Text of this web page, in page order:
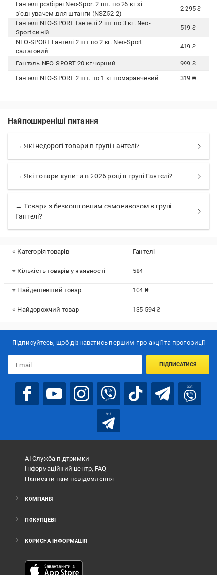
Гантелі розбірні Neo-Sport 2 шт. по 26 кг зі
з'єднувачем для штанги (NSZ52-2)
2 295 ₴
Гантелі NEO-SPORT Гантелі 2 шт по 3 кг. Neo-
Sport синій
519 ₴
NEO-SPORT Гантелі 2 шт по 2 кг. Neo-Sport
салатовий
419 ₴
Гантель NEO-SPORT 20 кг чорний
999 ₴
Гантелі NEO-SPORT 2 шт. по 1 кг помаранчевий
319 ₴
Найпоширеніші питання
→ Які недорогі товари в групі Гантелі?
→ Які товари купити в 2026 році в групі Гантелі?
→ Товари з безкоштовним самовивозом в групі
Гантелі?
⭐ Категорія товарів Гантелі
⭐ Кількість товарів у наявності 584
⭐ Найдешевший товар 104 ₴
⭐ Найдорожчий товар 135 594 ₴
Підписуйтесь, щоб дізнаватись першим про акції та пропозиції
ПІДПИСАТИСЯ
bot
bot
АІ Служба підтримки
Інформаційний центр, FAQ
Написати нам повідомлення
КОМПАНІЯ
ПОКУПЦЕВІ
КОРИСНА ІНФОРМАЦІЯ